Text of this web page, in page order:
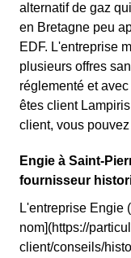
alternatif de gaz
en Bretagne peu
EDF. L'entreprise
plusieurs offres
réglementé et
êtes client
client, vous
Engie à Saint-
fournisseur
L'entreprise Engie
nom](https://
client/conseils/